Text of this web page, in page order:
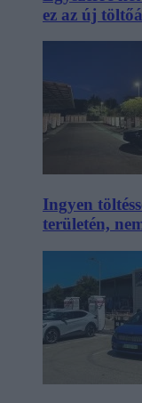
ez az új
Ingyen
területén,